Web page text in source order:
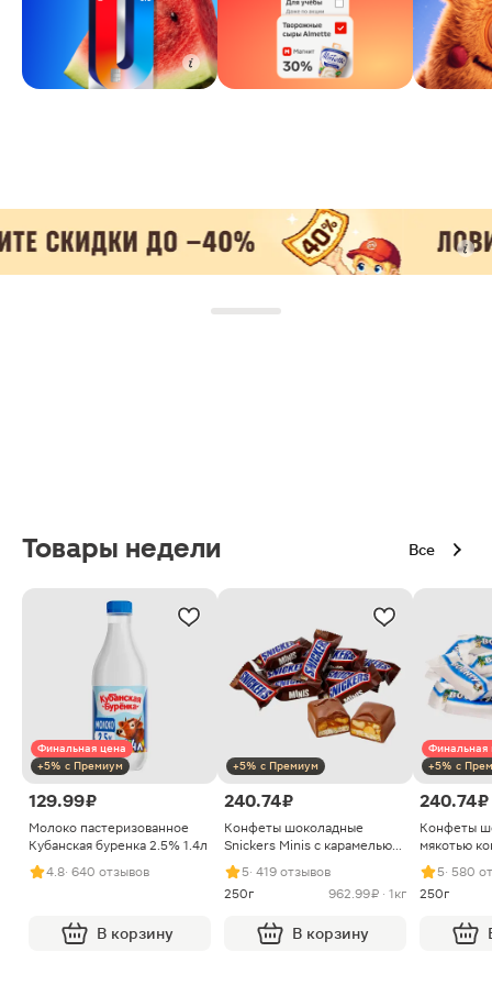
Товары недели Все
Финальная цена
+5% с Премиум
129.99 ₽
Молоко пастеризованное
Кубанская буренка 2.5% 1.4л
4.8· 640 отзывов
В корзину
+5% с Премиум
240.74 ₽
Конфеты шоколадные
Snickers Minis с карамелью
арахисом и нугой
5· 419 отзывов
250г
962.99 ₽ · 1кг
В корзину
Финальная
+5% с
240.74 ₽
Конфеты
мякотью
5· 580
250г